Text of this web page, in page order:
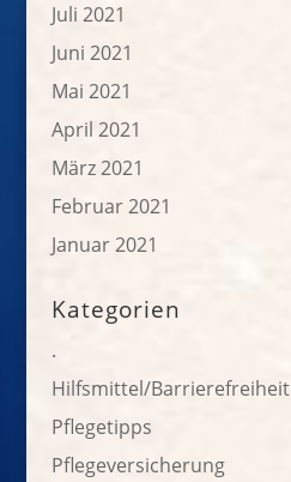
Juli 2021
Juni 2021
Mai 2021
April 2021
März 2021
Februar 2021
Januar 2021
Kategorien
.
Hilfsmittel/Barrierefreiheit
Pflegetipps
Pflegeversicherung